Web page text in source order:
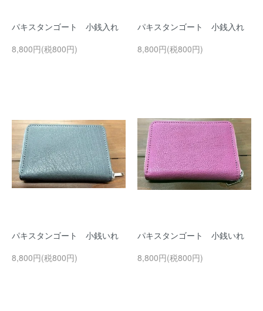
パキスタンゴート 小銭入れ
8,800円(税800円)
パキスタンゴート 小銭入れ
8,800円(税800円)
パキスタンゴート 小銭いれ
8,800円(税800円)
パキスタンゴート 小銭いれ
8,800円(税800円)